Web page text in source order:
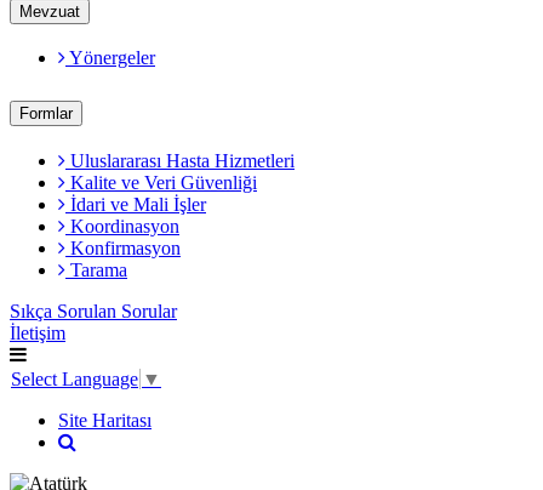
Mevzuat
Yönergeler
Formlar
Uluslararası Hasta Hizmetleri
Kalite ve Veri Güvenliği
İdari ve Mali İşler
Koordinasyon
Konfirmasyon
Tarama
Sıkça Sorulan Sorular
İletişim
Select Language ▼
Site Haritası